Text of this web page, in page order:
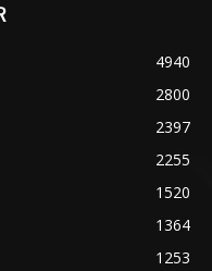
4940
2800
2397
2255
1520
1364
1253